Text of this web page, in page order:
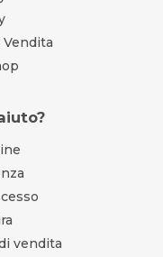
vendita